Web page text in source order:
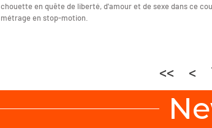
chouette en quête de liberté, d'amour et de sexe dans ce
métrage en stop-motion.
<< <